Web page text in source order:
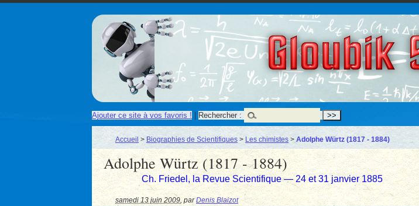
Ajouter ce site à vos favoris ! | Rechercher :
Accueil > Biographies de Scientifiques > Les chimistes > Adolphe Würtz (1817 - 1884)
Adolphe Würtz (1817 - 1884)
Ch. Friedel, la Revue Scientifique — 24 et 31 janvier 1885
samedi 13 juin 2009 parDenis Blaizot